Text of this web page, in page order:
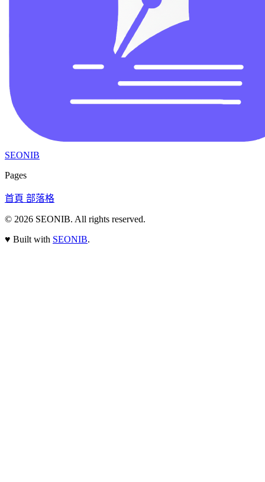
SEONIB
Pages
首頁 部落格
© 2026 SEONIB. All rights reserved.
♥ Built with SEONIB.